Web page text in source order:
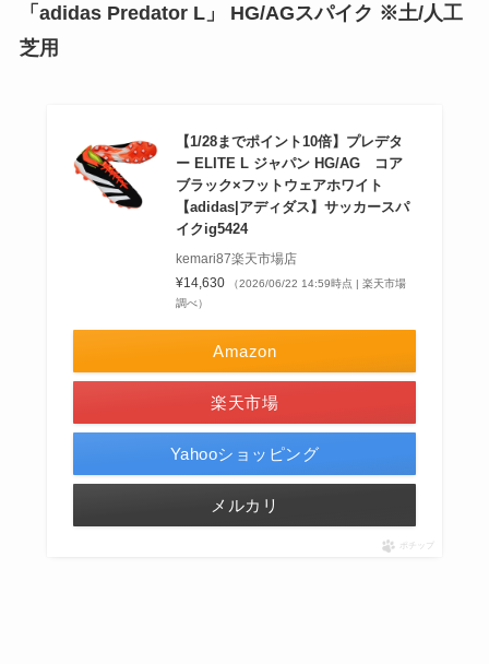
「 adidas Predator L」 HG/AGスパイク ※土/人工
芝用
【1/28までポイント10倍】プレデタ
ー ELITE L ジャパン HG/AG コア
ブラック×フットウェアホワイト
【adidas|アディダス】サッカースパ
イクig5424
kemari87楽天市場店
¥14,630
（2026/06/22 14:59時点 | 楽天市場
調べ）
Amazon
楽天市場
Yahooショッピング
メルカリ
ポチップ